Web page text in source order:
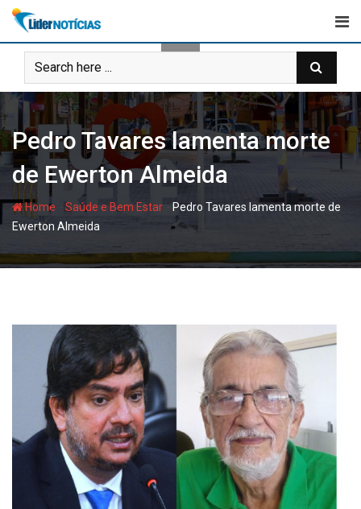
Skip
content
Pedro Tavares lamenta morte
de Ewerton Almeida
Home Saúde e Bem Estar - Pedro Tavares lamenta morte de
Ewerton Almeida